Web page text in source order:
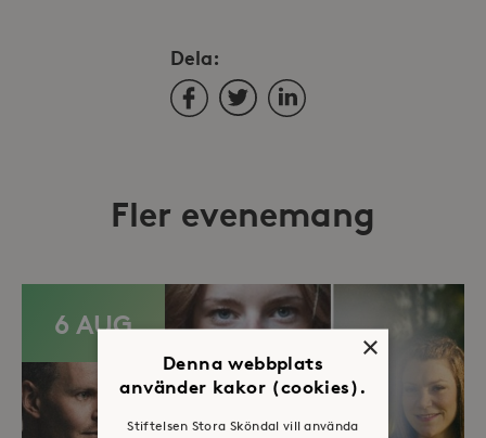
Dela:
FacebookTwitterLinkedIn
Fler evenemang
6 AUG
×
Denna webbplats
använder kakor (cookies).
Stiftelsen Stora Sköndal vill använda